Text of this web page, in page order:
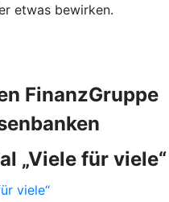
etwas bewirken.
FinanzGruppe
„Viele für viele“
viele“